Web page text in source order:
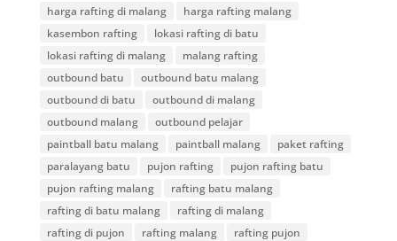
harga rafting di malang
harga rafting malang
kasembon rafting
lokasi rafting di batu
lokasi rafting di malang
malang rafting
outbound batu
outbound batu malang
outbound di batu
outbound di malang
outbound malang
outbound pelajar
paintball batu malang
paintball malang
paket rafting
paralayang batu
pujon rafting
pujon rafting batu
pujon rafting malang
rafting batu malang
rafting di batu malang
rafting di malang
rafting di pujon
rafting malang
rafting pujon